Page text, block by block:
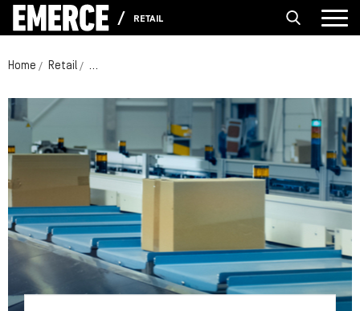
RETAIL
Home Retail Retailers zet je schrap voor de volgende fase van het